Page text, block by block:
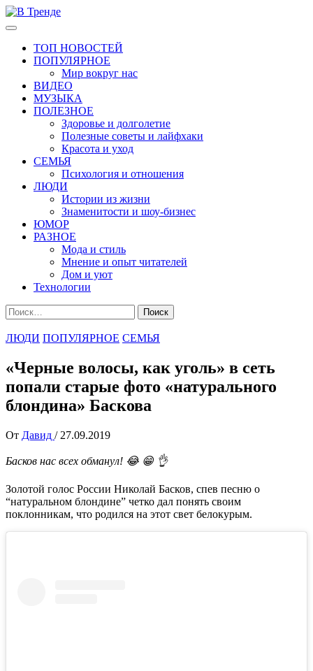
Перейти
к
Основное
ТОП НОВОСТЕЙ
ПОПУЛЯРНОЕ
Мир вокруг нас
ВИДЕО
МУЗЫКА
ПОЛЕЗНОЕ
Здоровье и долголетие
Полезные советы и лайфхаки
Красота и уход
СЕМЬЯ
Психология и отношения
ЛЮДИ
Истории из жизни
Знаменитости и шоу-бизнес
ЮМОР
РАЗНОЕ
Мода и стиль
Мнение и опыт читателей
Дом и уют
Технологии
Найти:
ЛЮДИ ПОПУЛЯРНОЕ СЕМЬЯ
«Черные волосы, как уголь» в сеть
попали старые фото «натурального
блондина» Баскова
От Давид / 27.09.2019
Басков нас всех обманул! 😂 😁 👌
Золотой голос России Николай Басков, спев песню о
“натуральном блондине” четко дал понять своим
поклонникам, что родился на этот свет белокурым.